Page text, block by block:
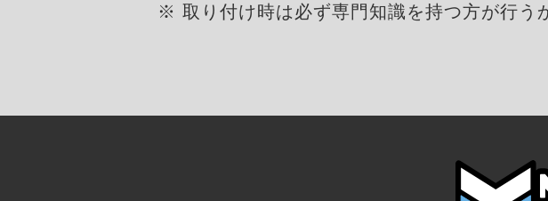
※ 取り付け時は必ず専門知識を持つ方が行う